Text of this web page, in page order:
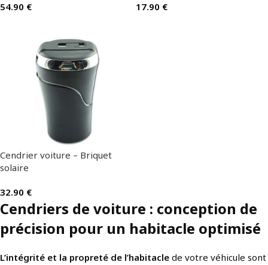
54.90 €
17.90 €
Cendrier voiture – Briquet
solaire
32.90 €
Cendriers de voiture : conception de
précision pour un habitacle optimisé
L’intégrité et la propreté de l’habitacle de votre véhicule sont